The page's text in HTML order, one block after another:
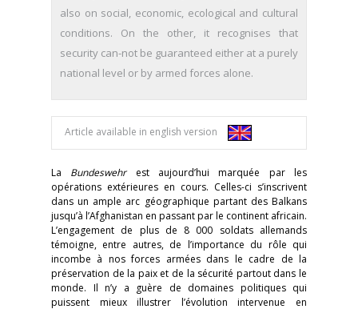
also on social, economic, ecological and cultural
conditions. On the other, it recognises that
security can-not be guaranteed either at a purely
national level or by armed forces alone.
Article available in english version
La Bundeswehrest aujourd’hui marquée par les
opérations extérieures en cours. Celles-ci s’inscrivent
dans un ample arc géographique partant des Balkans
jusqu’à l’Afghanistan en passant par le continent africain.
L’engagement de plus de 8 000 soldats allemands
témoigne, entre autres, de l’importance du rôle qui
incombe à nos forces armées dans le cadre de la
préservation de la paix et de la sécurité partout dans le
monde. Il n’y a guère de domaines politiques qui
puissent mieux illustrer l’évolution intervenue en